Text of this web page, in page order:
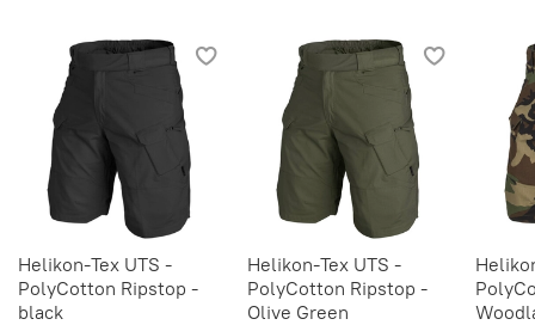
Helikon-Tex UTS -
PolyCotton Ripstop -
black
Helikon-Tex UTS -
PolyCotton Ripstop -
Olive Green